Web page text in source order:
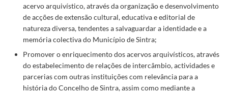
acervo arquivístico, através da organização e desenvolvimento
de acções de extensão cultural, educativa e editorial de
natureza diversa, tendentes a salvaguardar a identidade e a
memória colectiva do Município de Sintra;
Promover o enriquecimento dos acervos arquivísticos, através
do estabelecimento de relações de intercâmbio, actividades e
parcerias com outras instituições com relevância para a
história do Concelho de Sintra, assim como mediante a